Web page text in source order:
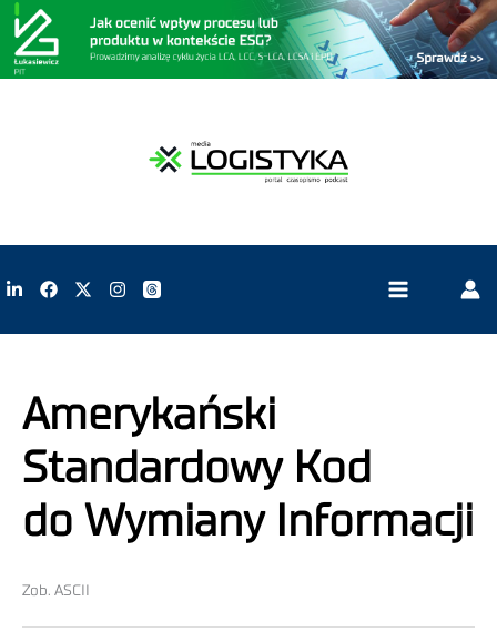
Amerykański
Standardowy Kod
do Wymiany Informacji
Zob. ASCII